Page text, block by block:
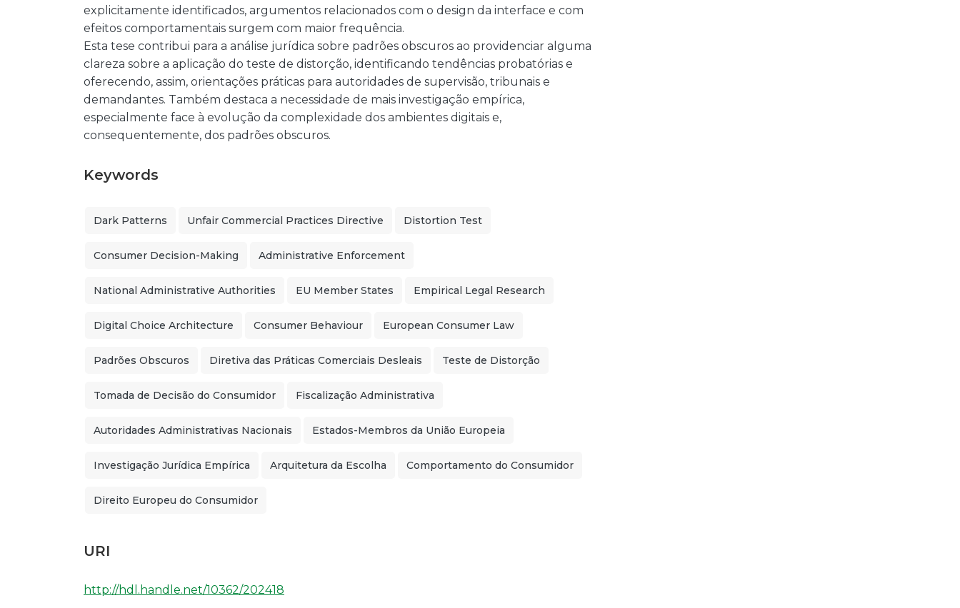
explicitamente identificados, argumentos relacionados com o design da interface e com
efeitos comportamentais surgem com maior frequência.
Esta tese contribui para a análise jurídica sobre padrões obscuros ao providenciar alguma
clareza sobre a aplicação do teste de distorção, identificando tendências probatórias e
oferecendo, assim, orientações práticas para autoridades de supervisão, tribunais e
demandantes. Também destaca a necessidade de mais investigação empírica,
especialmente face à evolução da complexidade dos ambientes digitais e,
consequentemente, dos padrões obscuros.
Keywords
Dark Patterns Unfair Commercial Practices Directive Distortion Test
Consumer Decision-Making Administrative Enforcement
National Administrative Authorities EU Member States Empirical Legal Research
Digital Choice Architecture Consumer Behaviour European Consumer Law
Padrões Obscuros Diretiva das Práticas Comerciais Desleais Teste de Distorção
Tomada de Decisão do Consumidor Fiscalização Administrativa
Autoridades Administrativas Nacionais Estados-Membros da União Europeia
Investigação Jurídica Empírica Arquitetura da Escolha Comportamento do Consumidor
Direito Europeu do Consumidor
URI
http://hdl.handle.net/10362/202418